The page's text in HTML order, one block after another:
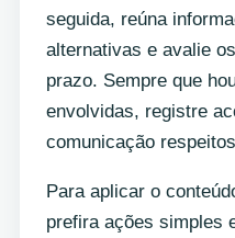
seguida, reúna
alternativas e avalie
prazo. Sempre que
envolvidas, registre
comunicação
Para aplicar o
prefira ações simples